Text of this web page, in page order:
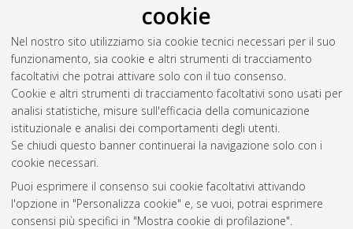
cookie
Nel nostro sito utilizziamo sia cookie tecnici necessari per il suo
funzionamento, sia cookie e altri strumenti di tracciamento
facoltativi che potrai attivare solo con il tuo consenso.
Cookie e altri strumenti di tracciamento facoltativi sono usati per
analisi statistiche, misure sull'efficacia della comunicazione
istituzionale e analisi dei comportamenti degli utenti.
Se chiudi questo banner continuerai la navigazione solo con i
cookie necessari.
Puoi esprimere il consenso sui cookie facoltativi attivando
l'opzione in "Personalizza cookie" e, se vuoi, potrai esprimere
consensi più specifici in "Mostra cookie di profilazione".
Gestione del documento:
Atom
Rss 1.0